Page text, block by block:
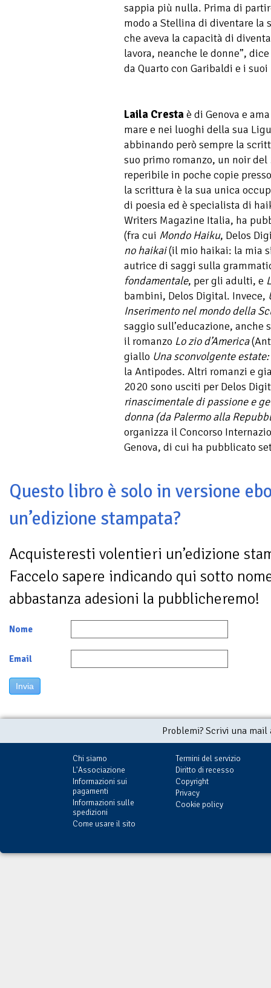
sappia più nulla. Prima di
modo a Stellina di diventare la
che aveva la capacità di
lavora, neanche le donne”,
da Quarto con Garibaldi e i
Laila Crestaè di Genova e
mare e nei luoghi della sua
abbinando però sempre la
suo primo romanzo, un noir del
reperibile in poche copie
la scrittura è la sua unica
di poesia ed è specialista di
Writers Magazine Italia, ha
(fra cui Mondo Haiku, Delos
no haikai(il mio haikai: la mia
autrice di saggi sulla
fondamentale, per gli adulti, e
bambini, Delos Digital. Invece,
Inserimento nel mondo della
saggio sull’educazione,
il romanzo Lo zio d’America
giallo Una sconvolgente
la Antipodes. Altri romanzi e
2020 sono usciti per Delos
rinascimentale di passione e
donna (da Palermo alla
organizza il Concorso
Genova, di cui ha pubblicato
Questo libro è solo in versione
un’edizione stampata?
Acquisteresti volentieri un’edizione
Faccelo sapere indicando qui sotto
abbastanza adesioni la pubblicheremo!
Nome
Email
Invia
Problemi? Scrivi una
Chi siamo
L'Associazione
Informazioni sui
pagamenti
Informazioni sulle
spedizioni
Come usare il sito
Termini del servizio
Diritto di recesso
Copyright
Privacy
Cookie policy